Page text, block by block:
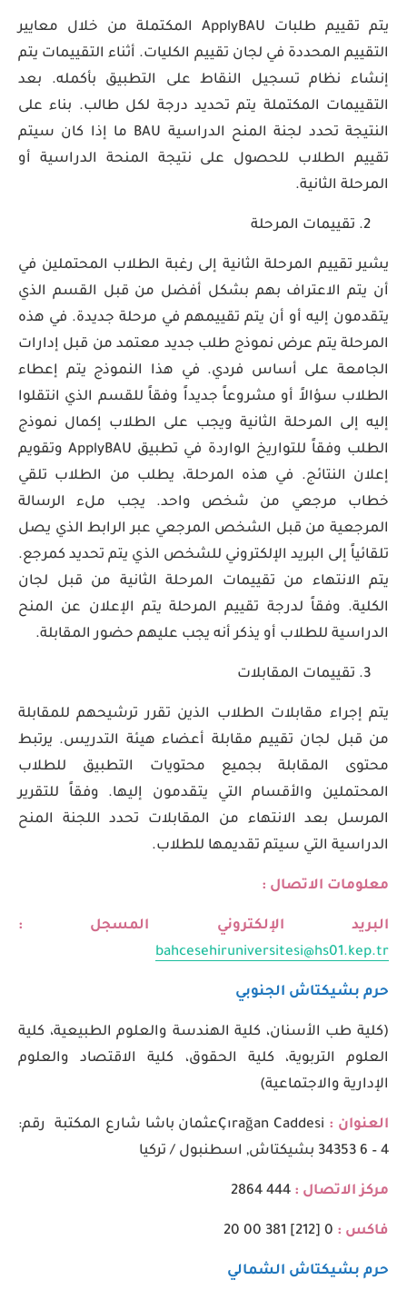
يتم تقييم طلبات ApplyBAU المكتملة من خلال معايير
التقييم المحددة في لجان تقييم الكليات. أثناء التقييمات يتم
إنشاء نظام تسجيل النقاط على التطبيق بأكمله. بعد
التقييمات المكتملة يتم تحديد درجة لكل طالب. بناء على
النتيجة تحدد لجنة المنح الدراسية BAU ما إذا كان سيتم
تقييم الطلاب للحصول على نتيجة المنحة الدراسية أو
المرحلة الثانية.
تقييمات المرحلة
يشير تقييم المرحلة الثانية إلى رغبة الطلاب المحتملين في
أن يتم الاعتراف بهم بشكل أفضل من قبل القسم الذي
يتقدمون إليه أو أن يتم تقييمهم في مرحلة جديدة. في هذه
المرحلة يتم عرض نموذج طلب جديد معتمد من قبل إدارات
الجامعة على أساس فردي. في هذا النموذج يتم إعطاء
الطلاب سؤالاً أو مشروعاً جديداً وفقاً للقسم الذي انتقلوا
إليه إلى المرحلة الثانية ويجب على الطلاب إكمال نموذج
الطلب وفقاً للتواريخ الواردة في تطبيق ApplyBAU وتقويم
إعلان النتائج. في هذه المرحلة، يطلب من الطلاب تلقي
خطاب مرجعي من شخص واحد. يجب ملء الرسالة
المرجعية من قبل الشخص المرجعي عبر الرابط الذي يصل
تلقائياً إلى البريد الإلكتروني للشخص الذي يتم تحديد كمرجع.
يتم الانتهاء من تقييمات المرحلة الثانية من قبل لجان
الكلية. وفقاً لدرجة تقييم المرحلة يتم الإعلان عن المنح
الدراسية للطلاب أو يذكر أنه يجب عليهم حضور المقابلة.
تقييمات المقابلات
يتم إجراء مقابلات الطلاب الذين تقرر ترشيحهم للمقابلة
من قبل لجان تقييم مقابلة أعضاء هيئة التدريس. يرتبط
محتوى المقابلة بجميع محتويات التطبيق للطلاب
المحتملين والأقسام التي يتقدمون إليها. وفقاً للتقرير
المرسل بعد الانتهاء من المقابلات تحدد اللجنة المنح
الدراسية التي سيتم تقديمها للطلاب.
معلومات الاتصال :
البريد الإلكتروني المسجل :
bahcesehiruniversitesi@hs01.kep.tr
حرم بشيكتاش الجنوبي
(كلية طب الأسنان، كلية الهندسة والعلوم الطبيعية، كلية
العلوم التربوية، كلية الحقوق، كلية الاقتصاد والعلوم
الإدارية والاجتماعية)
العنوان :
Çırağan Caddesiعثمان باشا شارع المكتبة رقم:
4 – 6 34353 بشيكتاش, اسطنبول / تركيا
مركز الاتصال :
فاكس :
حرم بشيكتاش الشمالي